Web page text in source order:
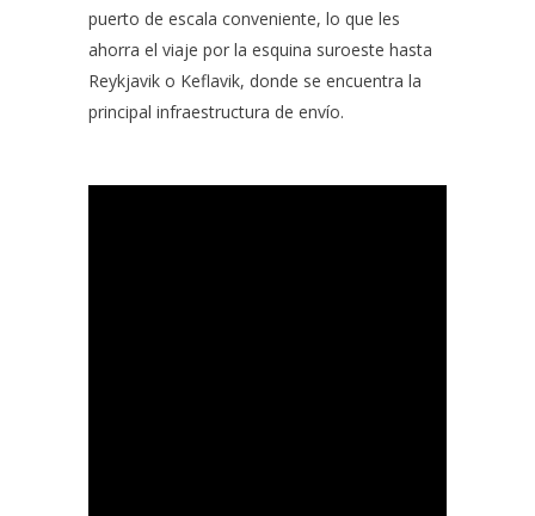
puerto de escala conveniente, lo que les
ahorra el viaje por la esquina suroeste hasta
Reykjavik o Keflavik, donde se encuentra la
principal infraestructura de envío.